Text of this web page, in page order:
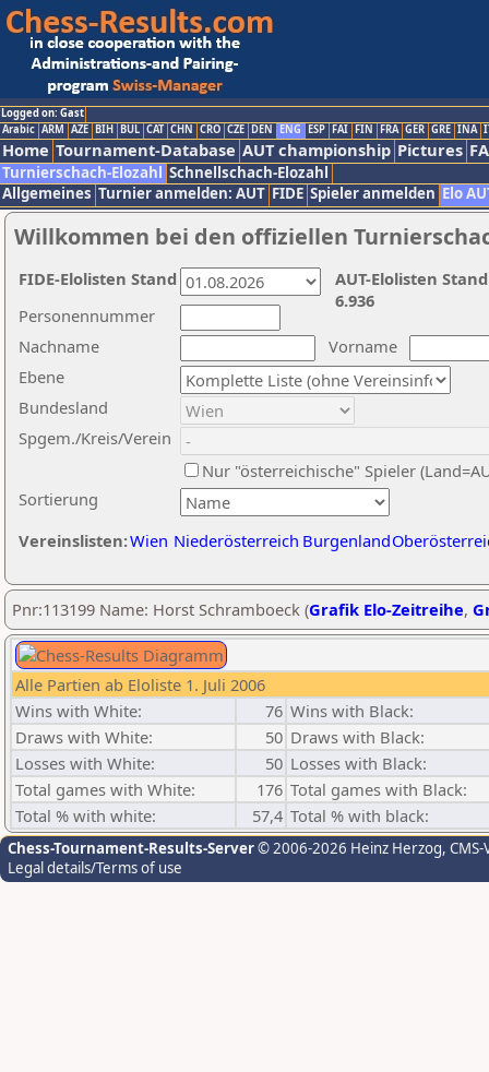
Logged on: Gast
Arabic ARM AZE BIH BUL CAT CHN CRO CZE DEN ENG ESP FAI FIN FRA GER GRE INA
Home Tournament-Database AUT championship Pictures
Turnierschach-Elozahl Schnellschach-Elozahl
Allgemeines Turnier anmelden: AUT FIDE Spieler anmelden Elo
Willkommen bei den offiziellen
Nachname
Vorname
Ebene
Sortierung
Personennummer
Bundesland
Spgem./Kreis/Verein
Nur "österreichische" Spieler
Vereinslisten:Wien Niederösterreich Burgenland
AUT-Elolisten
6.936
FIDE-Elolisten Stand
Pnr:113199 Name: Horst Schramboeck (Grafik Elo-Zeitreihe,
Alle Partien ab Eloliste 1. Juli 2006
Wins with White:
76 Wins with Black:
Draws with White:
50 Draws with Black:
Losses with White:
50 Losses with Black:
Total games with White:
176 Total games with Black:
Total % with white:
57,4 Total % with black:
Chess-Tournament-Results-Server© 2006-2026 Heinz Herzog,
Legal details/Terms of use